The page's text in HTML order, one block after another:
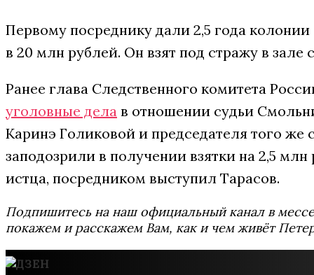
Первому посреднику дали 2,5 года
в 20 млн рублей. Он взят под стражу в зале
Ранее глава Следственного комитета
уголовные дела в отношении судьи
Каринэ Голиковой и председателя того же
заподозрили в получении взятки на 2,5
истца, посредником выступил Тарасов.
Подпишитесь на наш официальный канал в
покажем и расскажем Вам, как и чем живёт